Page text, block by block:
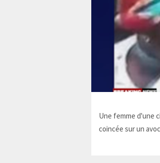
Une femme d'une
coincée sur un